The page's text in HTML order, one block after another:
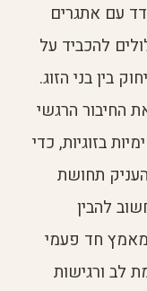
עם אתגרים
להכביד על
בין בני הזוג.
החיבור הרגשי
בזוגיות, כדי
תחושת
להבין
חד פעמי
לב ורגישות